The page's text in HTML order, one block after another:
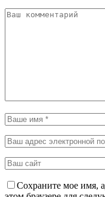
Сохраните мое имя,